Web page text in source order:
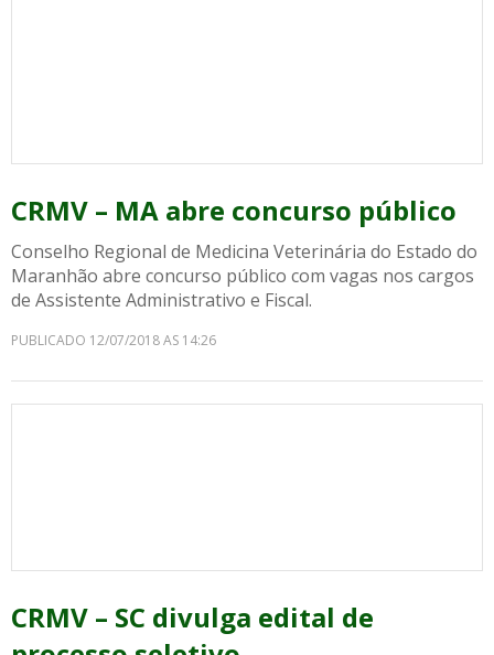
CRMV – MA abre concurso público
Conselho Regional de Medicina Veterinária do Estado do
Maranhão abre concurso público com vagas nos cargos
de Assistente Administrativo e Fiscal.
PUBLICADO 12/07/2018 AS 14:26
CRMV – SC divulga edital de